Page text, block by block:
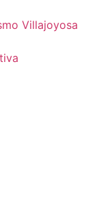
Villajoyosa